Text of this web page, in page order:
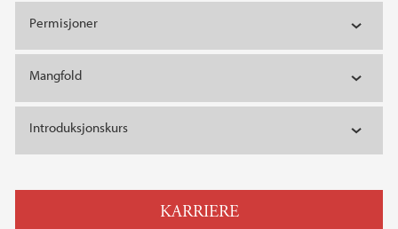
Permisjoner
Mangfold
Introduksjonskurs
KARRIERE